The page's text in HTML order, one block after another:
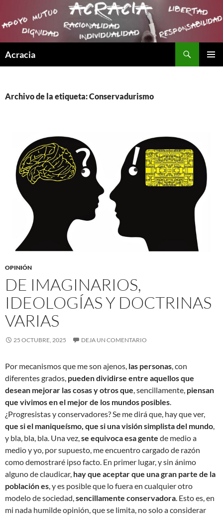
Acracia
Archivo de la etiqueta: Conservadurismo
OPINIÓN
DE IMAGINARIOS,
IDEOLOGÍAS Y DOCTRINAS
VARIAS
25 OCTUBRE, 2025 DEJA UN COMENTARIO
Por mecanismos que me son ajenos, las personas, con
diferentes grados, pueden dividirse entre aquellos que
desean mejorar las cosas y otros que, sencillamente, piensan
que vivimos en el mejor de los mundos posibles.
¿Progresistas y conservadores? Se me dirá que, hay que ver,
que si el maniqueísmo, que si una visión simplista del mundo,
y bla, bla, bla. Una vez,se equivoca esa gente de medio a
medio y yo, por supuesto, me encuentro cargado de razón
como demostraré ipso facto. En primer lugar, y sin ánimo
alguno de claudicar, hay que aceptar que una gran parte de la
población es, y es posible que lo fuera en cualquier otro
modelo de sociedad,sencillamente conservadora. Esto es, en
mi nada humilde opinión, que se limita, no solo a considerar